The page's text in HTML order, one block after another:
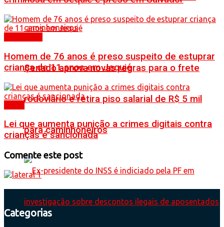
Senado aprova novas regras para o frete
rodoviário e retira piso salarial de R$ 5 mil
para caminhoneiros
Homem de 76 anos é preso suspeito de estuprar
criança de 11 anos em Jequié
Lei que aumenta punição a crimes digitais contra
crianças é sancionada
Comente este post
Categorias